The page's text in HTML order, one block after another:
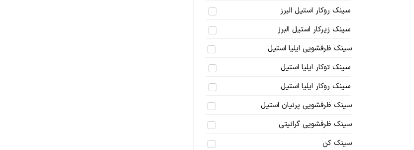
سینک روکار استیل البرز
سینک زیرکار استیل البرز
سینک ظرفشویی ایلیا استیل
سینک توکار ایلیا استیل
سینک روکار ایلیا استیل
سینک ظرفشویی پرنیان استیل
سینک ظرفشویی گرانیتی
سینک کن